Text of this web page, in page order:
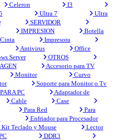
Celeron
I3
Ultra 7
Ultra
SERVIDOR
IMPRESION
Botella
Cinta
Impresora
Antivirus
Office
Server
OTROS
Accesorio para TV
Monitor
Curvo
Soporte para Monitor o Tv
PC
Adaptador de
Cable
Case
Para Red
Para
Enfriador para Procesador
Kit Teclado y Mouse
Lector
DDR3